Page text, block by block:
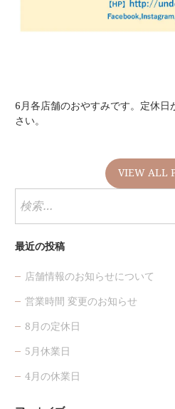
6月各店舗のおやすみです。定休日
さい。
VIEW ALL
索:
最近の投稿
店舗情報のお知らせについて
営業時間 変更のお知らせ
8月の定休日
5月休業日
4月の休業日